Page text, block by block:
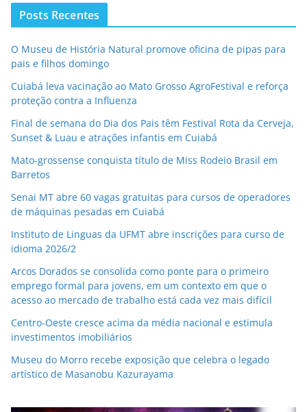
Posts Recentes
O Museu de História Natural promove oficina de pipas para
pais e filhos domingo
Cuiabá leva vacinação ao Mato Grosso AgroFestival e reforça
proteção contra a Influenza
Final de semana do Dia dos Pais têm Festival Rota da Cerveja,
Sunset & Luau e atrações infantis em Cuiabá
Mato-grossense conquista título de Miss Rodeio Brasil em
Barretos
Senai MT abre 60 vagas gratuitas para cursos de operadores
de máquinas pesadas em Cuiabá
Instituto de Linguas da UFMT abre inscrições para curso de
idioma 2026/2
Arcos Dorados se consolida como ponte para o primeiro
emprego formal para jovens, em um contexto em que o
acesso ao mercado de trabalho está cada vez mais difícil
Centro-Oeste cresce acima da média nacional e estimula
investimentos imobiliários
Museu do Morro recebe exposição que celebra o legado
artístico de Masanobu Kazurayama